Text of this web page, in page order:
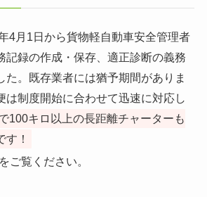
4月1日から貨物軽自動車安全管理者
記録の作成・保存、適正診断の義務
た。既存業者には猶予期間がありま
は制度開始に合わせて迅速に対応し
100キロ以上の長距離チャーターも
！
をご覧ください。